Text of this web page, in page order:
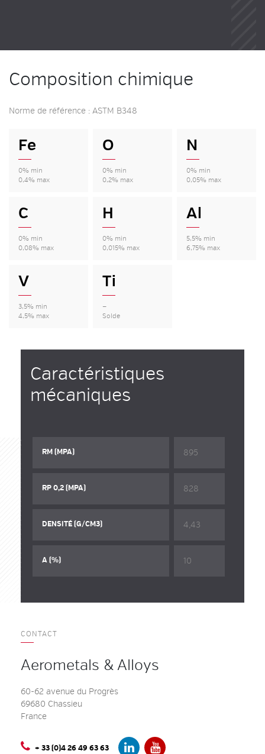
Composition chimique
Norme de référence : ASTM B348
Fe
0% min
0,4% max
O
0% min
0,2% max
N
0% min
0,05% max
C
0% min
0,08% max
H
0% min
0,015% max
Al
5,5% min
6,75% max
V
3,5% min
4,5% max
Ti
—
Solde
Caractéristiques
mécaniques
RM (MPA) 895
RP 0,2 (MPA) 828
DENSITÉ (G/CM3) 4,43
A (%) 10
CONTACT
Aerometals & Alloys
60-62 avenue du Progrès
69680 Chassieu
France
+ 33 (0)4 26 49 63 63